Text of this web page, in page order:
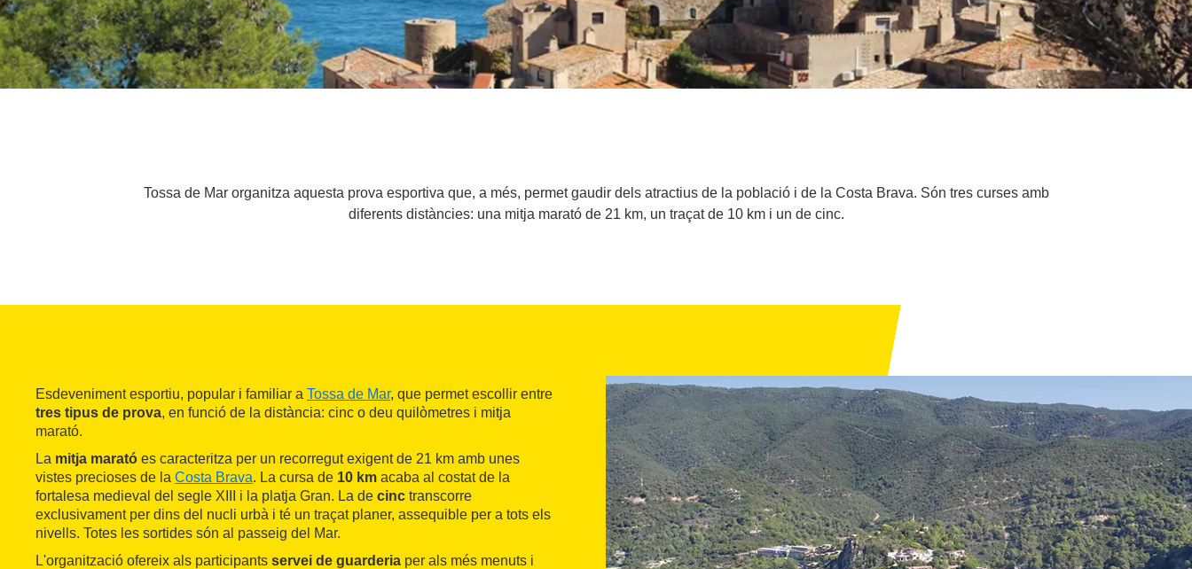
Tossa de Mar organitza aquesta prova esportiva que, a més, permet gaudir dels atractius de la població i de la Costa Brava. Són tres curses amb
diferents distàncies: una mitja marató de 21 km, un traçat de 10 km i un de cinc.
Esdeveniment esportiu, popular i familiar a Tossa de Mar, que permet escollir entre
tres tipus de prova, en funció de la distància: cinc o deu quilòmetres i mitja
marató.
La mitja marató es caracteritza per un recorregut exigent de 21 km amb unes
vistes precioses de la Costa Brava. La cursa de 10 km acaba al costat de la
fortalesa medieval del segle XIII i la platja Gran. La de cinc transcorre
exclusivament per dins del nucli urbà i té un traçat planer, assequible per a tots els
nivells. Totes les sortides són al passeig del Mar.
L'organització ofereix als participants servei de guarderia per als més menuts i